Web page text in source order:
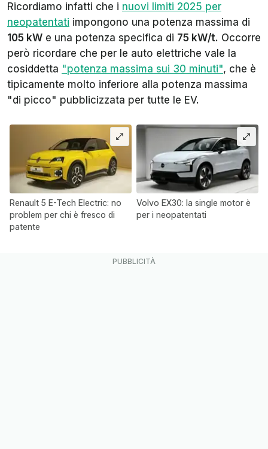
Ricordiamo infatti che i nuovi limiti 2025 per
neopatentati impongono una potenza massima di
105 kW e una potenza specifica di 75 kW/t. Occorre
però ricordare che per le auto elettriche vale la
cosiddetta "potenza massima sui 30 minuti", che è
tipicamente molto inferiore alla potenza massima
"di picco" pubblicizzata per tutte le EV.
Renault 5 E-Tech Electric: no
problem per chi è fresco di
patente
Volvo EX30: la single motor è
per i neopatentati